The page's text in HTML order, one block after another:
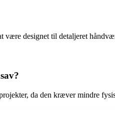
være designet til detaljeret
da den kræver mindre